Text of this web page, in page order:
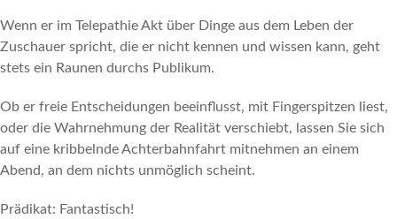
Wenn er im Telepathie Akt über Dinge aus dem Leben der
Zuschauer spricht, die er nicht kennen und wissen kann, geht
stets ein Raunen durchs Publikum.
Ob er freie Entscheidungen beeinflusst, mit Fingerspitzen liest,
oder die Wahrnehmung der Realität verschiebt, lassen Sie sich
auf eine kribbelnde Achterbahnfahrt mitnehmen an einem
Abend, an dem nichts unmöglich scheint.
Prädikat: Fantastisch!